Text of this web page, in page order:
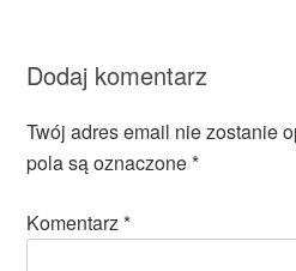
Dodaj komentarz
Twój adres email nie zostanie
pola są oznaczone*
Komentarz*